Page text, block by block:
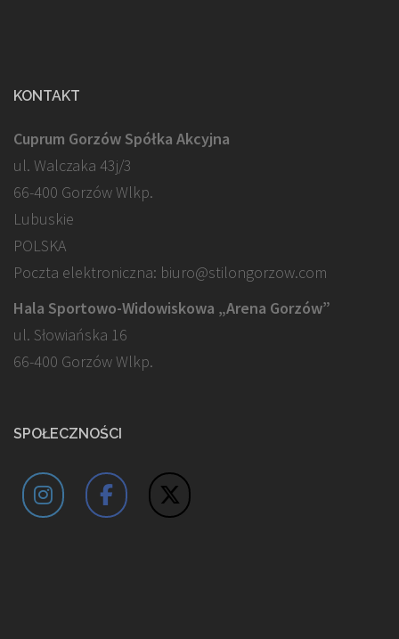
KONTAKT
Cuprum Gorzów Spółka Akcyjna
ul. Walczaka 43j/3
66-400 Gorzów Wlkp.
Lubuskie
POLSKA
Poczta elektroniczna: biuro@stilongorzow.com
Hala Sportowo-Widowiskowa „Arena Gorzów”
ul. Słowiańska 16
66-400 Gorzów Wlkp.
SPOŁECZNOŚCI